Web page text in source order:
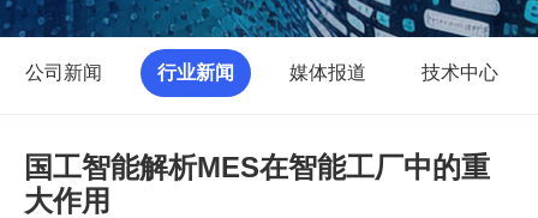
公司新闻 行业新闻 媒体报道 技术中心
国工智能解析MES在智能工厂中的重
大作用